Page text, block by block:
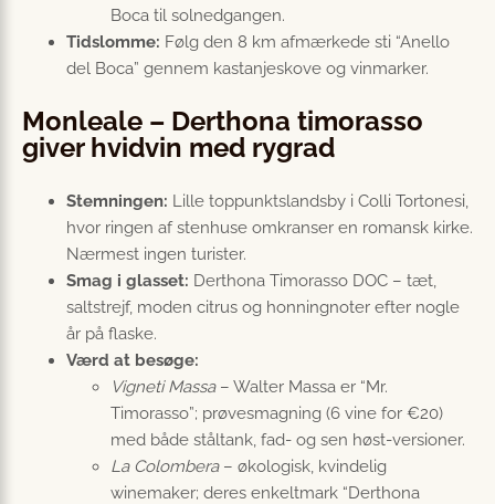
Boca til solnedgangen.
Tidslomme: Følg den 8 km afmærkede sti “Anello
del Boca” gennem kastanjeskove og vinmarker.
Monleale – Derthona timorasso
giver hvidvin med rygrad
Stemningen: Lille toppunktslandsby i Colli Tortonesi,
hvor ringen af stenhuse omkranser en romansk kirke.
Nærmest ingen turister.
Smag i glasset: Derthona Timorasso DOC – tæt,
saltstrejf, moden citrus og honningnoter efter nogle
år på flaske.
Værd at besøge:
Vigneti Massa– Walter Massa er “Mr.
Timorasso”; prøvesmagning (6 vine for €20)
med både ståltank, fad- og sen høst-versioner.
La Colombera– økologisk, kvindelig
winemaker; deres enkeltmark “Derthona